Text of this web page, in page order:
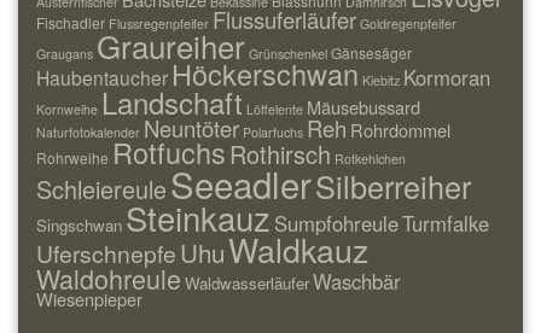
Fischadler Flussregenpfeifer Flussuferläufer Goldregenpfeifer
Graugans Graureiher Grünschenkel Gänsesäger
Haubentaucher Höckerschwan Kiebitz Kormoran
Kornweihe Landschaft Löffelente Mäusebussard
Naturfotokalender Neuntöter Polarfuchs Reh Rohrdommel
Rohrweihe Rotfuchs Rothirsch Rotkehlchen
SchleiereuleSeeadlerSilberreiher
Singschwan Steinkauz SumpfohreuleTurmfalke
UferschnepfeUhuWaldkauz
Waldohreule WaldwasserläuferWaschbär
Wiesenpieper